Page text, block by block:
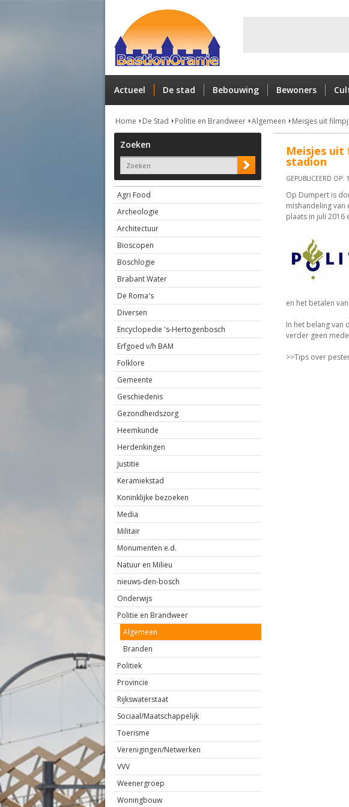
Actueel De stad Bebouwing Bewoners
Home De Stad Politie en Brandweer Algemeen Meisjes uit
Zoeken
Agri Food
Archeologie
Architectuur
Bioscopen
Boschlogie
Brabant Water
De Roma's
Diversen
Encyclopedie 's-Hertogenbosch
Erfgoed v/h BAM
Folklore
Gemeente
Geschiedenis
Gezondheidszorg
Heemkunde
Herdenkingen
Justitie
Keramiekstad
Koninklijke bezoeken
Media
Militair
Monumenten e.d.
Natuur en Milieu
nieuws-den-bosch
Onderwijs
Politie en Brandweer
Algemeen
Branden
Politiek
Provincie
Rijkswaterstaat
Sociaal/Maatschappelijk
Toerisme
Verenigingen/Netwerken
VVV
Weenergroep
Woningbouw
Meisjes uit
stadion
GEPUBLICEERD OP:
Op Dumpert is
mishandeling van
plaats in juli
en het betalen
In het belang van
verder geen
>>Tips over